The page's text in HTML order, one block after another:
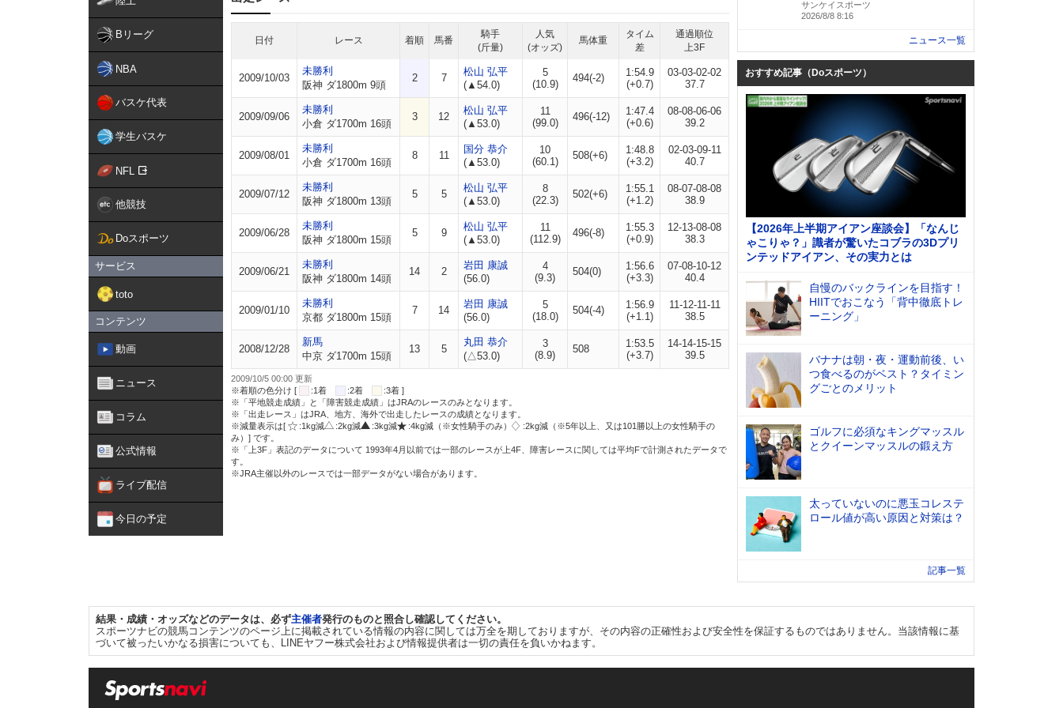
Bリーグ
NBA
バスケ代表
学生バスケ
NFL
他競技
Doスポーツ
サービス
toto
コンテンツ
動画
ニュース
コラム
公式情報
ライブ配信
今日の予定
日付 レース 着順 馬番
騎手
(斤量)
人気
(オッズ)
馬体重
タイム
差
通過順位
上3F
2009/10/03
未勝利
阪神 ダ1800m 9頭
2 7
松山 弘平
(▲54.0)
5
(10.9)
494(-2)
1:54.9
(+0.7)
03-03-02-02
37.7
2009/09/06
未勝利
小倉 ダ1700m 16頭
3 12
松山 弘平
(▲53.0)
11
(99.0)
496(-12)
1:47.4
(+0.6)
08-08-06-06
39.2
2009/08/01
未勝利
小倉 ダ1700m 16頭
8 11
国分 恭介
(▲53.0)
10
(60.1)
508(+6)
1:48.8
(+3.2)
02-03-09-11
40.7
2009/07/12
未勝利
阪神 ダ1800m 13頭
5 5
松山 弘平
(▲53.0)
8
(22.3)
502(+6)
1:55.1
(+1.2)
08-07-08-08
38.9
2009/06/28
未勝利
阪神 ダ1800m 15頭
5 9
松山 弘平
(▲53.0)
11
(112.9)
496(-8)
1:55.3
(+0.9)
12-13-08-08
38.3
2009/06/21
未勝利
阪神 ダ1800m 14頭
14 2
岩田 康誠
(56.0)
4
(9.3)
504(0)
1:56.6
(+3.3)
07-08-10-12
40.4
2009/01/10
未勝利
京都 ダ1800m 15頭
7 14
岩田 康誠
(56.0)
5
(18.0)
504(-4)
1:56.9
(+1.1)
11-12-11-11
38.5
2008/12/28
新馬
中京 ダ1700m 15頭
13 5
丸田 恭介
(△53.0)
3
(8.9)
508
1:53.5
(+3.7)
14-14-15-15
39.5
2009/10/5 00:00 更新
※着順の色分け [
:1着 :2着
:3着 ]
※「平地競走成績」と「障害競走成績」はJRAのレースのみとなります。
※「出走レース」はJRA、地方、海外で出走したレースの成績となります。
※減量表示は[
:1kg減 :2kg減 :3kg減 :4kg減（※女性騎手のみ）
:2kg減（※5年以上、又は101勝以上の女性騎手の
み）] です。
※「上3F」表記のデータについて 1993年4月以前では一部のレースが上4F、障害レースに関しては平均Fで計測されたデータで
す。
※JRA主催以外のレースでは一部データがない場合があります。
サンケイスポーツ
2026/8/8 8:16
ニュース一覧
おすすめ記事（Doスポーツ）
【2026年上半期アイアン座談会】「なんじ
ゃこりゃ？」識者が驚いたコブラの3Dプリ
ンテッドアイアン、その実力とは
自慢のバックラインを目指す！
HIITでおこなう「背中徹底トレ
ーニング」
バナナは朝・夜・運動前後、い
つ食べるのがベスト？タイミン
グごとのメリット
ゴルフに必須なキングマッスル
とクイーンマッスルの鍛え方
太っていないのに悪玉コレステ
ロール値が高い原因と対策は？
記事一覧
結果・成績・オッズなどのデータは、必ず主催者発行のものと照合し確認してください。
スポーツナビの競馬コンテンツのページ上に掲載されている情報の内容に関しては万全を期しておりますが、その内容の正確性および安全性を保証するものではありません。当該情報に基
づいて被ったいかなる損害についても、LINEヤフー株式会社および情報提供者は一切の責任を負いかねます。